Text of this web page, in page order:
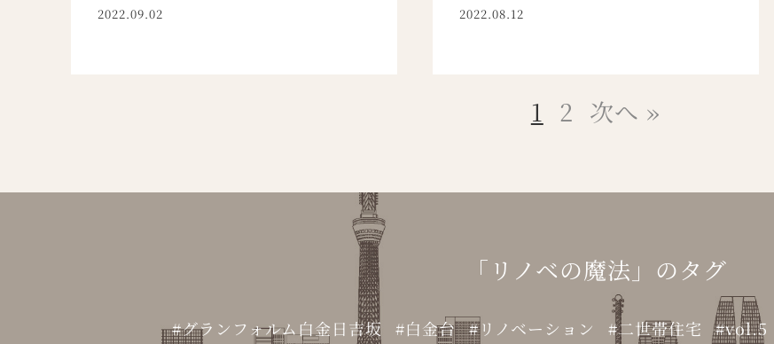
2022.09.02 2022.08.12
1 2 次へ »
「 リノベの魔法 」のタグ
グランフォルム白金日吉坂 白金台 リノベーション 二世帯住宅 vol.5